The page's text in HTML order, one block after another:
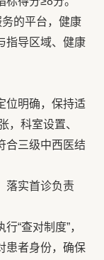
务的平台，健康
指导区域、健康
位明确，保持适
，科室设置、
合三级中西医结
落实首诊负责
“查对制度”，
患者身份，确保